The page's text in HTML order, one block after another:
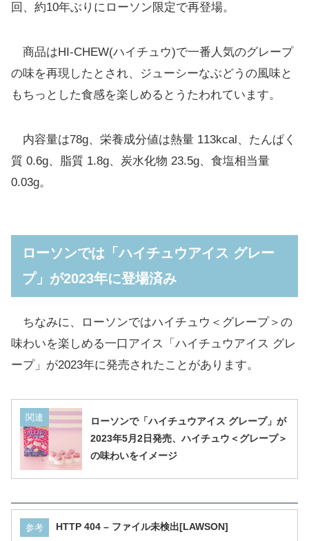
回、約10年ぶりにローソン限定で再登場。
商品はHI-CHEW(ハイチュウ)で一番人気のグレープ
の味を再現したとされ、ジューシーなぶどうの風味と
もちっとした食感を楽しめるとうたわれています。
内容量は78g、栄養成分値は熱量 113kcal、たんぱく
質 0.6g、脂質 1.8g、炭水化物 23.5g、食塩相当量
0.03g。
ローソンでは「ハイチュウアイス グレー
プ」が2023年に登場済み
ちなみに、ローソンではハイチュウ＜グレープ＞の
味わいを楽しめる一口アイス「ハイチュウアイス グレ
ープ」が2023年に発売されたことがあります。
関連
ローソンで「ハイチュウアイス グレープ」が
2023年5月2日発売、ハイチュウ＜グレープ＞
の味わいをイメージ
参考 HTTP 404 – ファイル未検出[LAWSON]